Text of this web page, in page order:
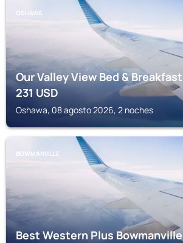
OSHAWA
Our Valley View Bed & Breakfast
231USD
Oshawa, 08 agosto 2026, 2 noches
BOWMANVILLE
Best Western Plus Bowmanville